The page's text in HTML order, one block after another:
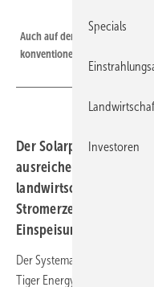
Auch auf der Fläche in
konventionellen Maschinen
Der Solarpark
ausreichend
landwirtschaftliche
Stromerzeugung. Ein
Einspeisung der
Der Systemanbieter
Tiger Energy in Krauscha,
Specials
Investoren